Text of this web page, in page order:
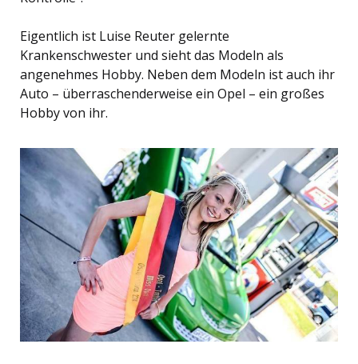
Eigentlich ist Luise Reuter gelernte
Krankenschwester und sieht das Modeln als
angenehmes Hobby. Neben dem Modeln ist auch ihr
Auto – überraschenderweise ein Opel – ein großes
Hobby von ihr.